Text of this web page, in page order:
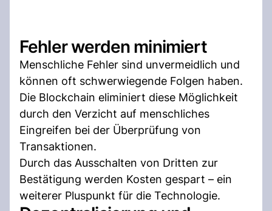
Fehler werden minimiert
Menschliche Fehler sind unvermeidlich und
können oft schwerwiegende Folgen haben.
Die Blockchain eliminiert diese Möglichkeit
durch den Verzicht auf menschliches
Eingreifen bei der Überprüfung von
Transaktionen.
Durch das Ausschalten von Dritten zur
Bestätigung werden Kosten gespart – ein
weiterer Pluspunkt für die Technologie.